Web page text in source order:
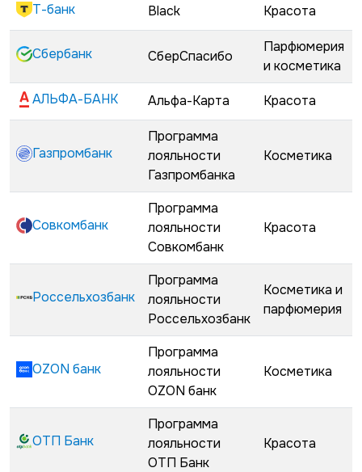
Т-банк Black Красота
Сбербанк СберСпасибо
Парфюмерия
и косметика
АЛЬФА-БАНК Альфа-Карта Красота
Газпромбанк
Программа
лояльности
Газпромбанка
Косметика
Совкомбанк
Программа
лояльности
Совкомбанк
Красота
Россельхозбанк
Программа
лояльности
Россельхозбанк
Косметика и
парфюмерия
OZON банк
Программа
лояльности
OZON банк
Косметика
ОТП Банк
Программа
лояльности
ОТП Банк
Красота